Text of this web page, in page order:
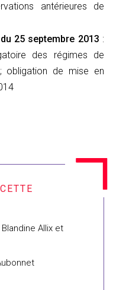
antérieures de
25 septembre 2013 :
des régimes de
obligation de mise en
Allix et